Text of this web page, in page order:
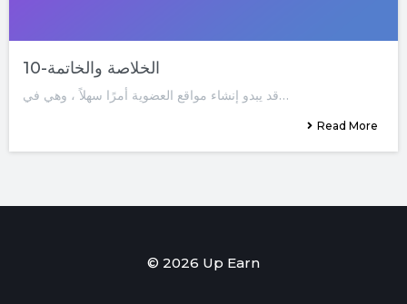
10-الخلاصة والخاتمة
قد يبدو إنشاء مواقع العضوية أمرًا سهلاً ، وهي في…
Read More
© 2026 Up Earn